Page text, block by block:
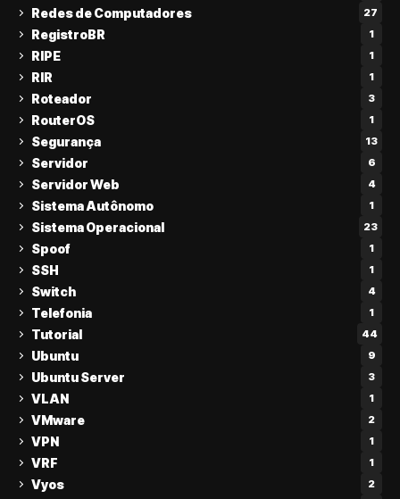
Redes de Computadores 27
RegistroBR 1
RIPE 1
RIR 1
Roteador 3
RouterOS 1
Segurança 13
Servidor 6
Servidor Web 4
Sistema Autônomo 1
Sistema Operacional 23
Spoof 1
SSH 1
Switch 4
Telefonia 1
Tutorial 44
Ubuntu 9
Ubuntu Server 3
VLAN 1
VMware 2
VPN 1
VRF 1
Vyos 2